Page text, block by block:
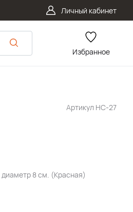
Личный кабинет
Избранное
Артикул HC-27
8 см. (Красная)